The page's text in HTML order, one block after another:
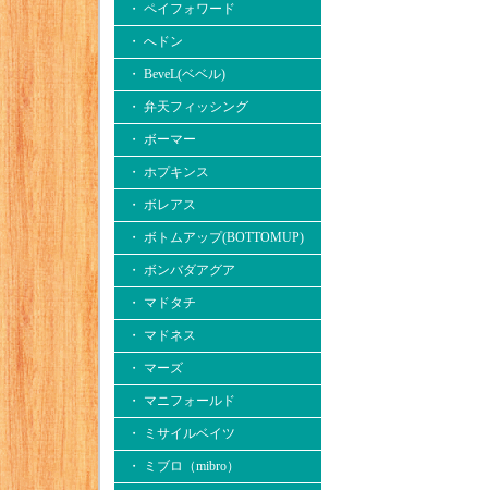
・ ペイフォワード
・ へドン
・ BeveL(ベベル)
・ 弁天フィッシング
・ ボーマー
・ ホプキンス
・ ボレアス
・ ボトムアップ(BOTTOMUP)
・ ボンバダアグア
・ マドタチ
・ マドネス
・ マーズ
・ マニフォールド
・ ミサイルベイツ
・ ミブロ（mibro）